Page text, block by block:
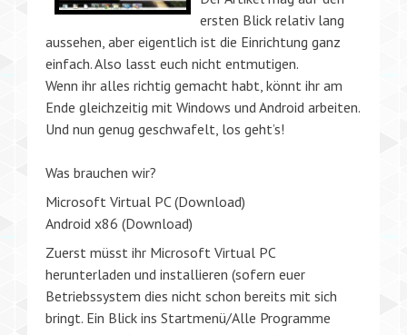
ersten Blick relativ lang
aussehen, aber eigentlich ist die Einrichtung ganz
einfach. Also lasst euch nicht entmutigen.
Wenn ihr alles richtig gemacht habt, könnt ihr am
Ende gleichzeitig mit Windows und Android arbeiten.
Und nun genug geschwafelt, los geht’s!
Was brauchen wir?
Microsoft Virtual PC (Download)
Android x86 (Download)
Zuerst müsst ihr Microsoft Virtual PC
herunterladen und installieren (sofern euer
Betriebssystem dies nicht schon bereits mit sich
bringt. Ein Blick ins Startmenü/Alle Programme